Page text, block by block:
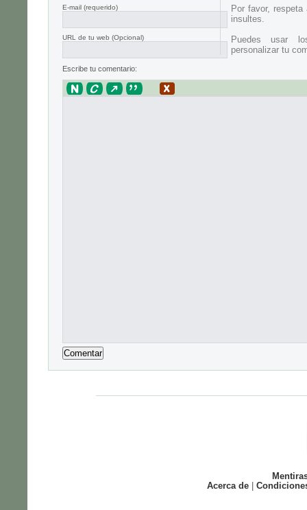
E-mail (requerido)
URL de tu web (Opcional)
Por favor,
insultes.
Puedes usar
personalizar tu
Escribe tu comentario:
Acerca de